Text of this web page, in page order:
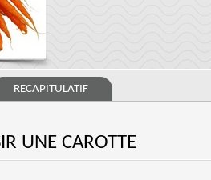
RECAPITULATIF
UNE CAROTTE